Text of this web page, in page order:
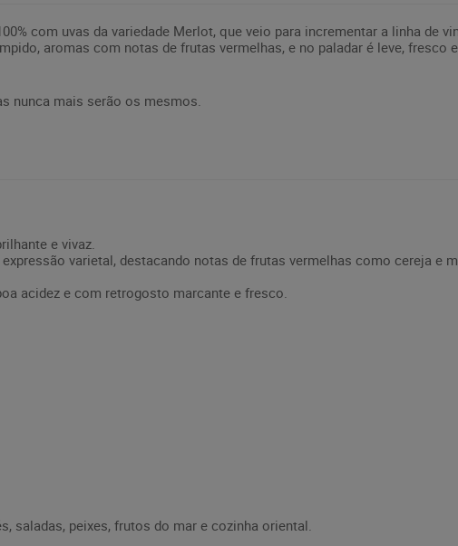
com uvas da variedade Merlot, que veio para incrementar a linha de
aromas com notas de frutas vermelhas, e no paladar é leve, fresco e
nunca mais serão os mesmos.
e vivaz.
varietal, destacando notas de frutas vermelhas como cereja e
acidez e com retrogosto marcante e fresco.
saladas, peixes, frutos do mar e cozinha oriental.